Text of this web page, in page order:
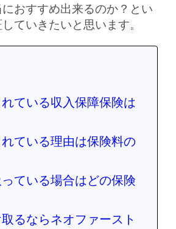
おすすめ出来るのか？とい
ていきたいと思います。
ている収入保障保険は
ている理由は保険料の
ている場合はどの保険
るならネオファースト